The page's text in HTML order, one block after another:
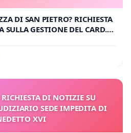
DI SAN PIETRO? RICHIESTA
GESTIONE DEL CARD.
RICHIESTA DI NOTIZIE SU
SEDE IMPEDITA DI
XVI